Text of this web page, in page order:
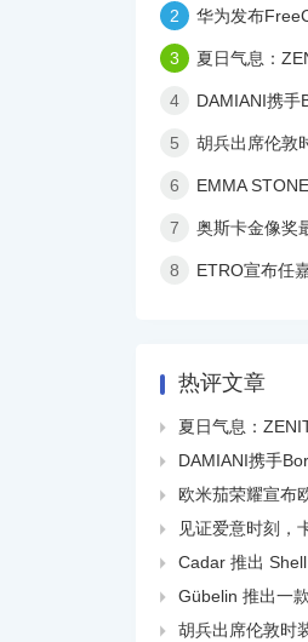
2 华为发布FreeClip耳夹
3 夏日气息：ZENITH真力
4 DAMIANI携手
5 胡兵出席伦敦时
6 EMMA
7 奥斯卡金像奖最佳女主角
8 ETRO宣布任
热评文章

夏日气息：ZENITH真力时

DAMIANI携手

欧米茄荣耀宣布欧

见证爱意时刻，

Cadar 推出 Shell 系

Gübelin 推出一款

胡兵出席伦敦时装